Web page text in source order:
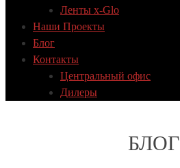
Ленты x-Glo
Наши Проекты
Блог
Контакты
Центральный офис
Дилеры
БЛОГ